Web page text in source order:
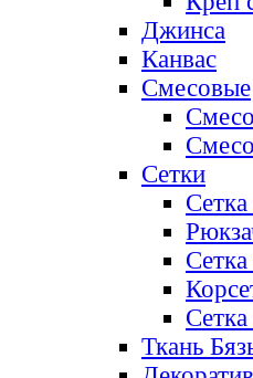
Джинса
Канвас
Смесовые
Сетки
Ткань